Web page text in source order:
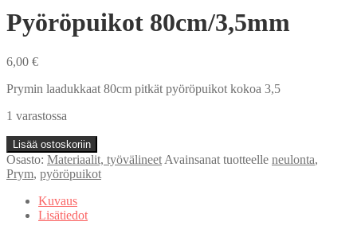
Pyöröpuikot 80cm/3,5mm
6,00 €
Prymin laadukkaat 80cm pitkät pyöröpuikot kokoa 3,5
1 varastossa
Pyöröpuikot
80cm/3,5mm
määrä
Lisää ostoskoriin
Osasto: Materiaalit, työvälineet Avainsanat tuotteelle neulonta,
Prym, pyöröpuikot
Kuvaus
Lisätiedot